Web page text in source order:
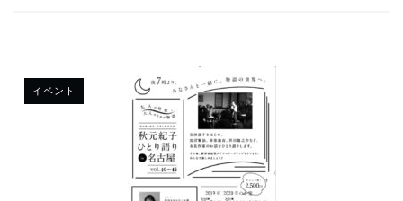
イベント